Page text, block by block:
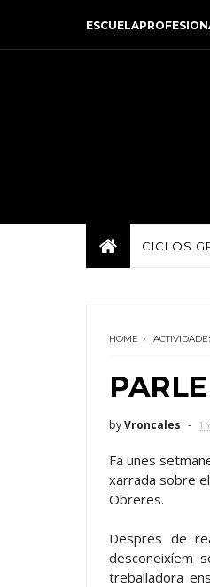
CICLOS
HOME
byVroncales 1
Fa unes
xarrada sobre
Obreres.
Després de
desconeixíem
treballadora